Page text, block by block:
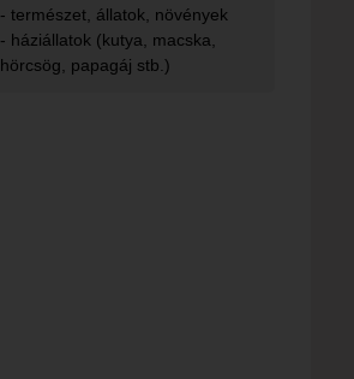
- természet, állatok, növények
- háziállatok (kutya, macska,
hörcsög, papagáj stb.)